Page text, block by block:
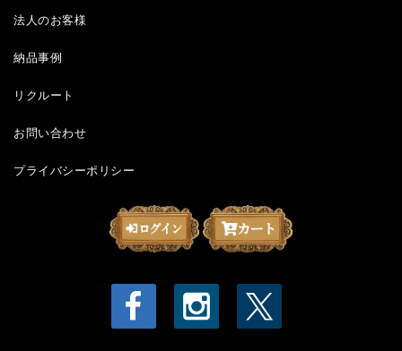
法人のお客様
納品事例
リクルート
お問い合わせ
プライバシーポリシー